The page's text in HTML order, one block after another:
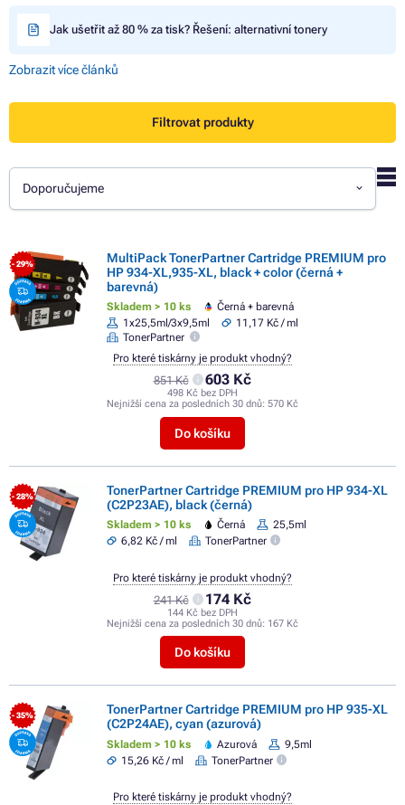
Jak ušetřit až 80 % za tisk? Řešení: alternativní tonery
Zobrazit více článků
Filtrovat produkty
Doporučujeme
- 29%
MultiPack TonerPartner Cartridge PREMIUM pro
HP 934-XL,935-XL, black + color (černá +
barevná)
Skladem > 10 ks
Černá + barevná
1x25,5ml/3x9,5ml
11,17 Kč / ml
TonerPartner
851 Kč 603 Kč
498 Kč bez DPH
Nejnižší cena za posledních 30 dnů: 570 Kč
Do košíku
Pro které tiskárny je produkt vhodný?
- 28%
TonerPartner Cartridge PREMIUM pro HP 934-XL
(C2P23AE), black (černá)
Skladem > 10 ks Černá
25,5ml
6,82 Kč / ml
TonerPartner
241 Kč 174 Kč
144 Kč bez DPH
Nejnižší cena za posledních 30 dnů: 167 Kč
Do košíku
Pro které tiskárny je produkt vhodný?
- 35%
TonerPartner Cartridge PREMIUM pro HP 935-XL
(C2P24AE), cyan (azurová)
Skladem > 10 ks Azurová
9,5ml
15,26 Kč / ml
TonerPartner
Pro které tiskárny je produkt vhodný?